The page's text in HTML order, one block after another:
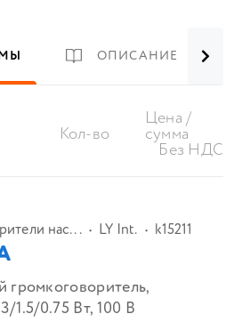
ОПИСАНИЕ
Кол-во
Цена /
сумма
Без НДС
нас... LY Int. k15211
громкоговоритель,
1.5/0.75 Вт, 100 В